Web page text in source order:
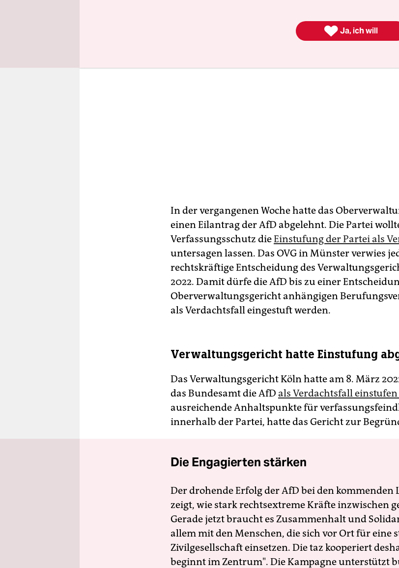
In der vergangenen Woche hatte das
einen Eilantrag der AfD abgelehnt. Die Partei
Verfassungsschutz dieEinstufung der Partei als
untersagen lassen. Das OVG in Münster verwies
rechtskräftige Entscheidung des
2022. Damit dürfe die AfD bis zu einer
Oberverwaltungsgericht anhängigen
als Verdachtsfall eingestuft werden.
Verwaltungsgericht hatte Einstufung
Das Verwaltungsgericht Köln hatte am 8. März
das Bundesamt die AfD als Verdachtsfall
ausreichende Anhaltspunkte für
innerhalb der Partei, hatte das Gericht zur
Die Engagierten stärken
Der drohende Erfolg der AfD bei den kommenden
zeigt, wie stark rechtsextreme Kräfte inzwischen
Gerade jetzt braucht es Zusammenhalt und
allem mit den Menschen, die sich vor Ort für eine
Zivilgesellschaft einsetzen. Die taz kooperiert
beginnt im Zentrum". Die Kampagne unterstützt
 Ja, ich will